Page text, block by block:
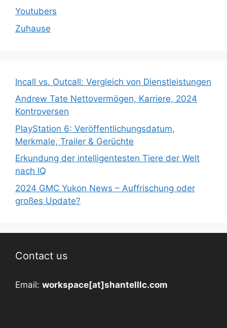
Youtubers
Zuhause
Incall vs. Outcall: Vergleich von Dienstleistungen
Andrew Tate Nettovermögen, Karriere, 2024
Kontroversen
PlayStation 6: Veröffentlichungsdatum,
Merkmale, Trailer & Gerüchte
Erkundung der intelligentesten Tiere der Welt
nach IQ
2024 GMC Yukon News – Auffrischung oder
großes Update?
Contact us
Email: workspace[at]shantelllc.com